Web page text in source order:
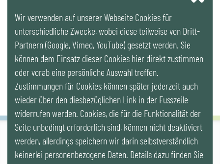
LinkedIn
Newsletter
IG LEBENSZYKLUS BAU
Wipplingerstr. 10/Top 9, Stoß im Himmel, A-1010 Wien
Wir verwenden auf unserer Webseite Cookies für
unterschiedliche Zwecke, wobei diese teilweise von Dritt-
Partnern (Google, Vimeo, YouTube) gesetzt werden. Sie
können dem Einsatz dieser Cookies hier direkt zustimmen
oder vorab eine persönliche Auswahl treffen.
Zustimmungen für Cookies können später jederzeit auch
wieder über den diesbezüglichen Link in der Fusszeile
widerrufen werden. Cookies, die für die Funktionalität der
Seite unbedingt erforderlich sind, können nicht deaktiviert
werden, allerdings speichern wir darin selbstverständlich
keinerlei personenbezogene Daten. Details dazu finden Sie